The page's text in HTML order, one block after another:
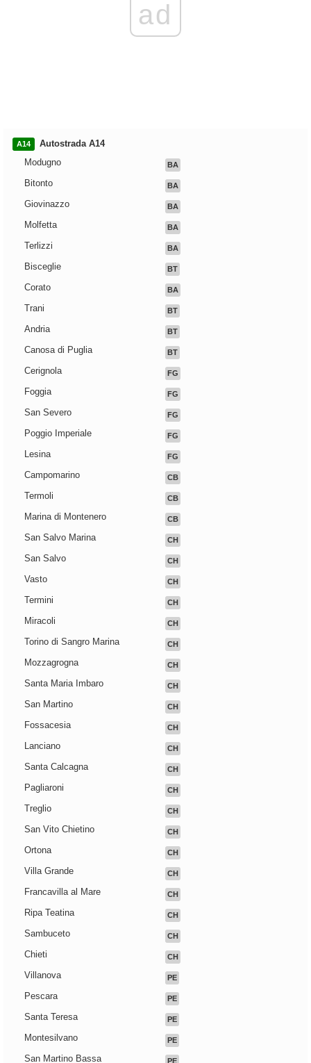
ad
A14
Autostrada A14
Modugno
BA
Bitonto BA
Giovinazzo BA
Molfetta BA
Terlizzi BA
Bisceglie BT
Corato BA
Trani BT
Andria BT
Canosa di Puglia BT
Cerignola FG
Foggia FG
San Severo FG
Poggio Imperiale FG
Lesina FG
Campomarino CB
Termoli CB
Marina di Montenero CB
San Salvo Marina CH
San Salvo CH
Vasto CH
Termini CH
Miracoli CH
Torino di Sangro Marina CH
Mozzagrogna CH
Santa Maria Imbaro CH
San Martino CH
Fossacesia CH
Lanciano CH
Santa Calcagna CH
Pagliaroni CH
Treglio CH
San Vito Chietino CH
Ortona CH
Villa Grande CH
Francavilla al Mare CH
Ripa Teatina CH
Sambuceto CH
Chieti CH
Villanova PE
Pescara PE
Santa Teresa PE
Montesilvano PE
San Martino Bassa PE